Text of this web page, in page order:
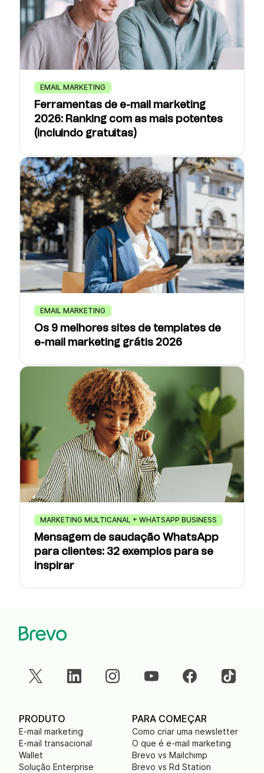
EMAIL MARKETING
Ferramentas de e-mail marketing
2026: Ranking com as mais potentes
(incluindo gratuitas)
EMAIL MARKETING
Os 9 melhores sites de templates de
e-mail marketing grátis 2026
MARKETING MULTICANAL + WHATSAPP BUSINESS
Mensagem de saudação WhatsApp
para clientes: 32 exemplos para se
inspirar
PRODUTO
E-mail marketing
E-mail transacional
Wallet
Solução Enterprise
PARA COMEÇAR
Como criar uma newsletter
O que é e-mail marketing
Brevo vs Mailchimp
Brevo vs Rd Station